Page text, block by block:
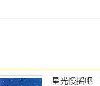
星光慢摇吧